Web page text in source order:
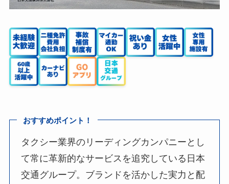
おすすめポイント！
タクシー業界のリーディングカンパニーとし
て常に革新的なサービスを追究している日本
交通グループ。ブランドを活かした実力と配